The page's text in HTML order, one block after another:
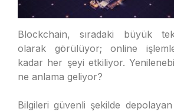
Blockchain, sıradaki büyük
olarak görülüyor; online
kadar her şeyi etkiliyor.
ne anlama geliyor?
Bilgileri güvenli şekilde